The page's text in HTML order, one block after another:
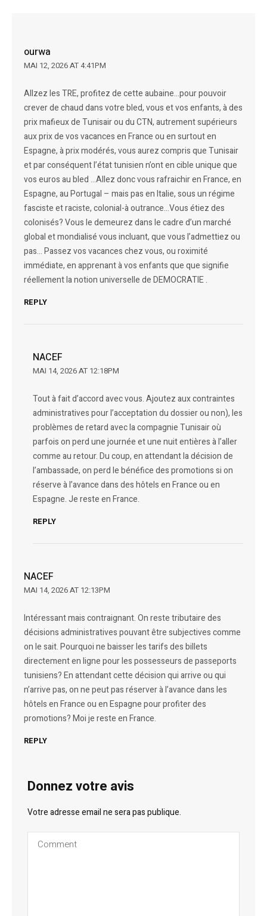
ourwa
MAI 12, 2026 AT 4:41PM
Allzez les TRE, profitez de cette aubaine…pour pouvoir
crever de chaud dans votre bled, vous et vos enfants, à des
prix mafieux de Tunisair ou du CTN, autrement supérieurs
aux prix de vos vacances en France ou en surtout en
Espagne, à prix modérés, vous aurez compris que Tunisair
et par conséquent l’état tunisien n’ont en cible unique que
vos euros au bled …Allez donc vous rafraichir en France, en
Espagne, au Portugal – mais pas en Italie, sous un régime
fasciste et raciste, colonial-à outrance…Vous étiez des
colonisés? Vous le demeurez dans le cadre d’un marché
global et mondialisé vous incluant, que vous l’admettiez ou
pas… Passez vos vacances chez vous, ou roximité
immédiate, en apprenant à vos enfants que que signifie
réellement la notion universelle de DEMOCRATIE .
REPLY
NACEF
MAI 14, 2026 AT 12:18PM
Tout à fait d’accord avec vous. Ajoutez aux contraintes
administratives pour l’acceptation du dossier ou non), les
problèmes de retard avec la compagnie Tunisair où
parfois on perd une journée et une nuit entières à l’aller
comme au retour. Du coup, en attendant la décision de
l’ambassade, on perd le bénéfice des promotions si on
réserve à l’avance dans des hôtels en France ou en
Espagne. Je reste en France.
REPLY
NACEF
MAI 14, 2026 AT 12:13PM
Intéressant mais contraignant. On reste tributaire des
décisions administratives pouvant être subjectives comme
on le sait. Pourquoi ne baisser les tarifs des billets
directement en ligne pour les possesseurs de passeports
tunisiens? En attendant cette décision qui arrive ou qui
n’arrive pas, on ne peut pas réserver à l’avance dans les
hôtels en France ou en Espagne pour profiter des
promotions? Moi je reste en France.
REPLY
Donnez votre avis
Votre adresse email ne sera pas publique.